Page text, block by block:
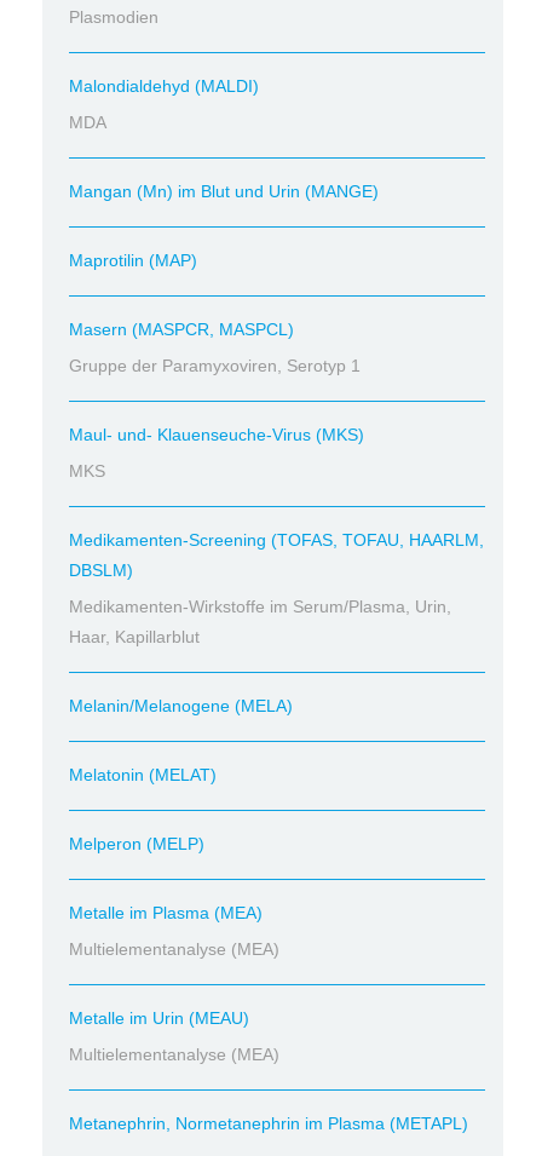
Plasmodien
Malondialdehyd (MALDI)
MDA
Mangan (Mn) im Blut und Urin (MANGE)
Maprotilin (MAP)
Masern (MASPCR, MASPCL)
Gruppe der Paramyxoviren, Serotyp 1
Maul- und- Klauenseuche-Virus (MKS)
MKS
Medikamenten-Screening (TOFAS, TOFAU, HAARLM,
DBSLM)
Medikamenten-Wirkstoffe im Serum/Plasma, Urin,
Haar, Kapillarblut
Melanin/Melanogene (MELA)
Melatonin (MELAT)
Melperon (MELP)
Metalle im Plasma (MEA)
Multielementanalyse (MEA)
Metalle im Urin (MEAU)
Multielementanalyse (MEA)
Metanephrin, Normetanephrin im Plasma (METAPL)